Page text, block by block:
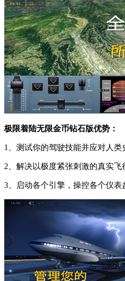
极限着陆无限金币钻石版优势：
1、测试你的驾驶技能并应对人类
2、解决以极度紧张刺激的真实飞
3、启动各个引擎，操控各个仪表